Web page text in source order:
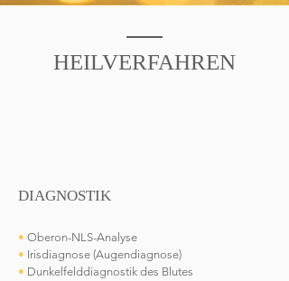
HEILVERFAHREN
DIAGNOSTIK
• Oberon-NLS-Analyse
• Irisdiagnose (Augendiagnose)
• Dunkelfelddiagnostik des Blutes